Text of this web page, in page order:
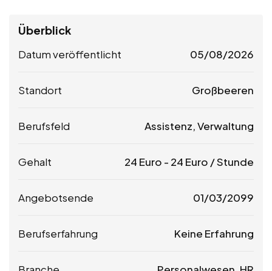
Überblick
Datum veröffentlicht 05/08/2026
Standort Großbeeren
Berufsfeld Assistenz, Verwaltung
Gehalt 24 Euro - 24 Euro / Stunde
Angebotsende 01/03/2099
Berufserfahrung Keine Erfahrung